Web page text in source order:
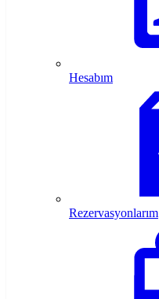
Hesabım
Rezervasyonlarım